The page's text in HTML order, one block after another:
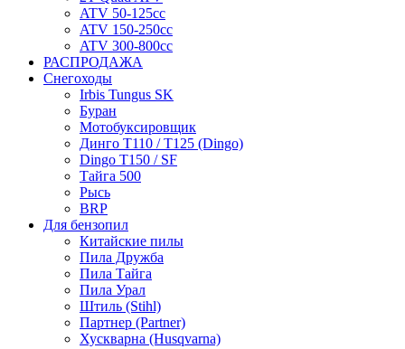
ATV 50-125cc
ATV 150-250cc
ATV 300-800cc
РАСПРОДАЖА
Снегоходы
Irbis Tungus SK
Буран
Мотобуксировщик
Динго T110 / T125 (Dingo)
Dingo T150 / SF
Тайга 500
Рысь
BRP
Для бензопил
Китайские пилы
Пила Дружба
Пила Тайга
Пила Урал
Штиль (Stihl)
Партнер (Partner)
Хускварна (Husqvarna)